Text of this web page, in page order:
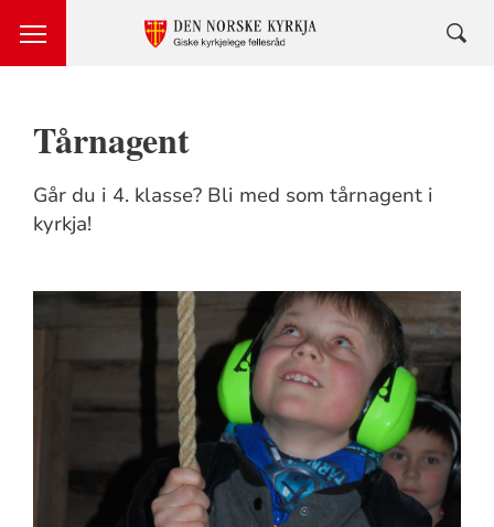
Tårnagent
Går du i 4. klasse? Bli med som tårnagent i
kyrkja!